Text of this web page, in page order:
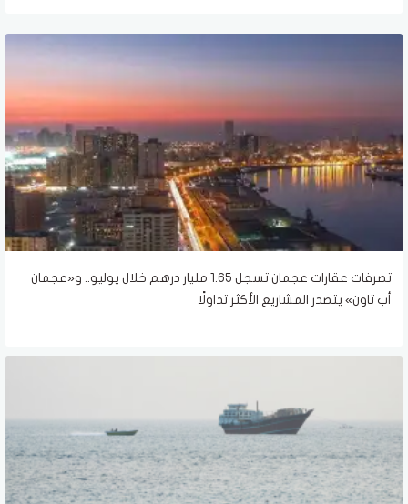
تصرفات عقارات عجمان تسجل 1.65 مليار درهم خلال يوليو.. و«عجمان
أب تاون» يتصدر المشاريع الأكثر تداولًا